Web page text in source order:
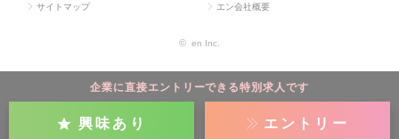
企業に直接エントリーできる特別求人です
興味あり エントリー
サイトマップ エン会社概要
© en Inc.